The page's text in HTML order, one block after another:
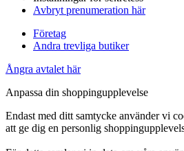
Avbryt prenumeration här
Företag
Andra trevliga butiker
Ångra avtalet här
Anpassa din shoppingupplevelse
Endast med ditt samtycke använder vi
att ge dig en personlig